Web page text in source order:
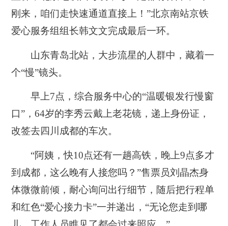
刚来，咱们走快速通道直接上！”北京南站京铁
爱心服务组组长韩文文完成最后一环。
山东青岛北站，大步流星的人群中，藏着一
个“慢”镜头。
早上7点，综合服务中心的“温暖银发行慢窗
口”，64岁的李秀云戴上老花镜，递上身份证，
改签去四川成都的车次。
“阿姨，快10点还有一趟高铁，晚上9点多才
到成都，这么晚有人接您吗？”售票员刘晶杰身
体微微前倾，耐心询问出行细节，随后把行程单
和红色“爱心接力卡”一并递出，“无论您走到哪